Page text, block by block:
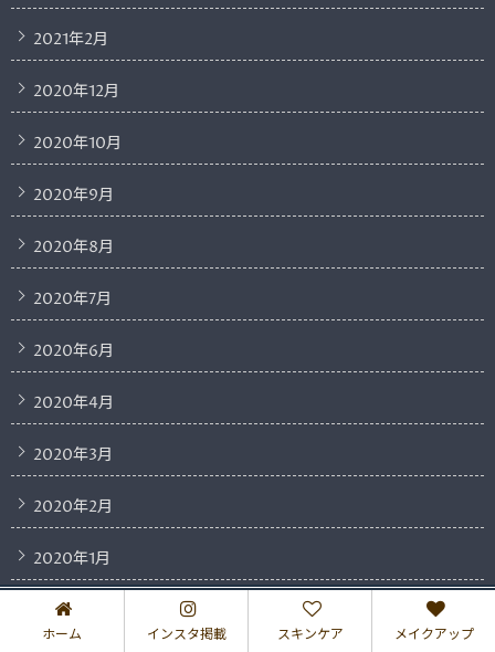
2021年2月
2020年12月
2020年10月
2020年9月
2020年8月
2020年7月
2020年6月
2020年4月
2020年3月
2020年2月
2020年1月
2019年12月
ホーム インスタ掲載 スキンケア メイクアップ